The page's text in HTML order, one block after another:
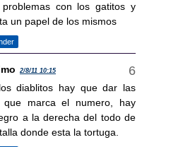
problemas con los gatitos y
un papel de los mismos
2/8/11 10:15
diablitos hay que dar las
que marca el numero, hay
a la derecha del todo de
donde esta la tortuga.